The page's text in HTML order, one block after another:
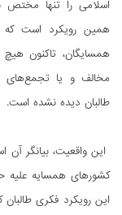
اسلامی را تنها مختص
همین رویکرد است که
همسایگان، تاکنون
مخالف و یا تجمع‌های
طالبان دیده نشده است.
این واقعیت، بیانگر آن
کشورهای همسایه علیه
این رویکرد فکری طالبان